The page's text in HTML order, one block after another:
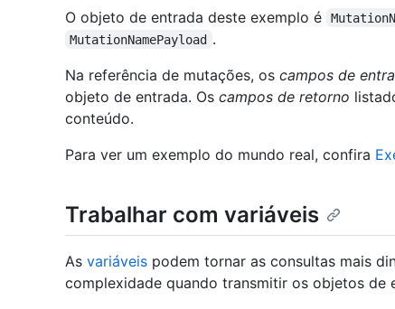
O objeto de entrada deste exemplo é
MutationNamePayload .
Na referência de mutações, os campos de
objeto de entrada. Os campos de retorno
conteúdo.
Para ver um exemplo do mundo real, confira
Trabalhar com variáveis
As variáveis podem tornar as consultas mais
complexidade quando transmitir os objetos de